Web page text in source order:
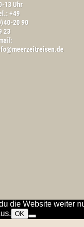
13 Uhr
+49
20 90
23
die Website weiter
OK